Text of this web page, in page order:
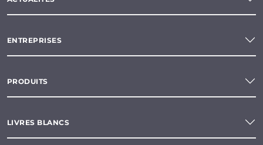
ENTREPRISES
PRODUITS
LIVRES BLANCS